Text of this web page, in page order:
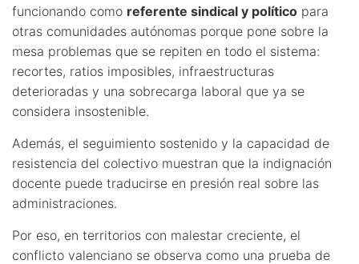
funcionando como referente sindical y político para
otras comunidades autónomas porque pone sobre la
mesa problemas que se repiten en todo el sistema:
recortes, ratios imposibles, infraestructuras
deterioradas y una sobrecarga laboral que ya se
considera insostenible.
Además, el seguimiento sostenido y la capacidad de
resistencia del colectivo muestran que la indignación
docente puede traducirse en presión real sobre las
administraciones.
Por eso, en territorios con malestar creciente, el
conflicto valenciano se observa como una prueba de